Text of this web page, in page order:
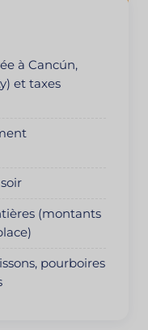
à Cancún,
et taxes
(montants
pourboires